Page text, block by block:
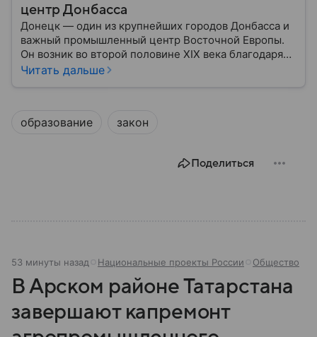
центр Донбасса
Донецк — один из крупнейших городов Донбасса и
важный промышленный центр Восточной Европы.
Он возник во второй половине XIX века благодаря
развитию угледобычи и металлургии, а
региона: собрали о нем главное.
Читать дальше
образование закон
Поделиться
53 минуты назад Национальные проекты России Общество
В Арском районе Татарстана
завершают капремонт